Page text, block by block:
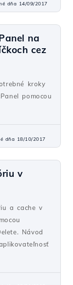
dňa 14/09/2017
na
cez
kroky
pomocou
dňa 18/10/2017
v
a cache v
Návod